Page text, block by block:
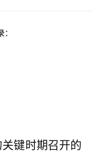
键时期召开的